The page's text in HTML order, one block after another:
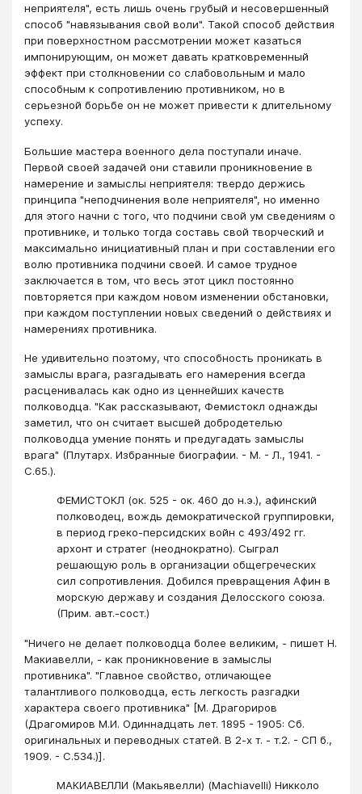
неприятеля", есть лишь очень грубый и несовершенный
способ "навязывания свой воли". Такой способ действия
при поверхностном рассмотрении может казаться
импонирующим, он может давать кратковременный
эффект при столкновении со слабовольным и мало
способным к сопротивлению противником, но в
серьезной борьбе он не может привести к длительному
успеху.
Большие мастера военного дела поступали иначе.
Первой своей задачей они ставили проникновение в
намерение и замыслы неприятеля: твердо держись
принципа "неподчинения воле неприятеля", но именно
для этого начни с того, что подчини свой ум сведениям о
противнике, и только тогда составь свой творческий и
максимально инициативный план и при составлении его
волю противника подчини своей. И самое трудное
заключается в том, что весь этот цикл постоянно
повторяется при каждом новом изменении обстановки,
при каждом поступлении новых сведений о действиях и
намерениях противника.
Не удивительно поэтому, что способность проникать в
замыслы врага, разгадывать его намерения всегда
расценивалась как одно из ценнейших качеств
полководца. "Как рассказывают, Фемистокл однажды
заметил, что он считает высшей добродетелью
полководца умение понять и предугадать замыслы
врага" (Плутарх. Избранные биографии. - М. - Л., 1941. -
С.65.).
ФЕМИСТОКЛ (ок. 525 - ок. 460 до н.э.), афинский
полководец, вождь демократической группировки,
в период греко-персидских войн с 493/492 гг.
архонт и стратег (неоднократно). Сыграл
решающую роль в организации общегреческих
сил сопротивления. Добился превращения Афин в
морскую державу и создания Делосского союза.
(Прим. авт.-сост.)
"Ничего не делает полководца более великим, - пишет Н.
Макиавелли, - как проникновение в замыслы
противника". "Главное свойство, отличающее
талантливого полководца, есть легкость разгадки
характера своего противника" [М. Драгориров
(Драгомиров М.И. Одиннадцать лет. 1895 - 1905: Сб.
оригинальных и переводных статей. В 2-х т. - т.2. - СП б.,
1909. - С.534.)].
МАКИАВЕЛЛИ (Макьявелли) (Machiavelli) Никколо